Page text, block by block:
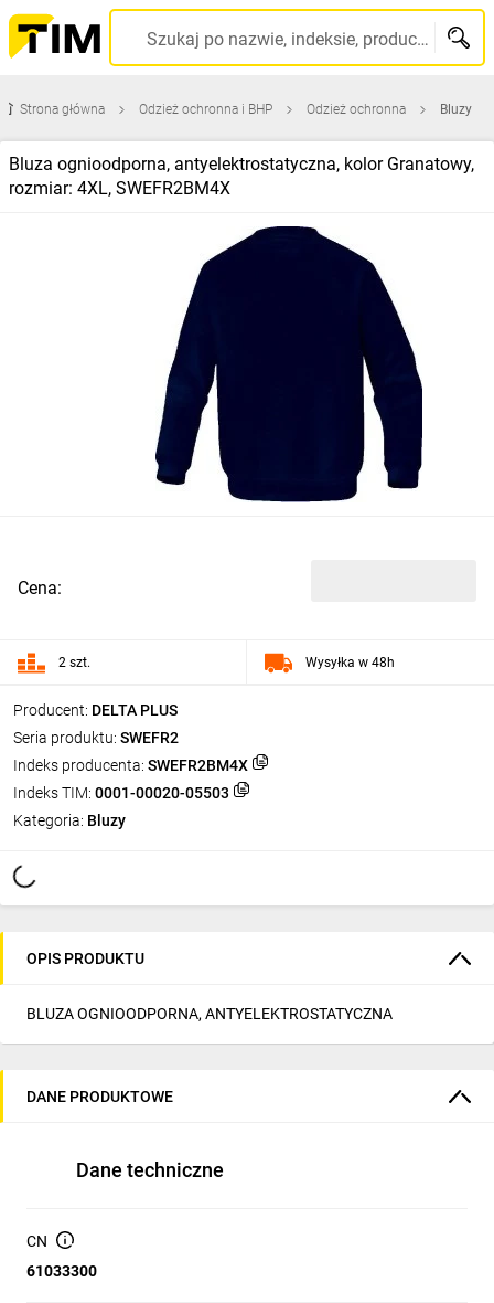
Szukaj po nazwie, indeksie, producencie, kodzie kreskowym...
Strona główna Odzież ochronna i BHP Odzież ochronna Bluzy
Bluza ognioodporna, antyelektrostatyczna, kolor Granatowy,
rozmiar: 4XL, SWEFR2BM4X
Producent: DELTA PLUS
Seria produktu: SWEFR2
Indeks producenta: SWEFR2BM4X
Indeks TIM: 0001-00020-05503
Kategoria: Bluzy
Cena:
2 szt. Wysyłka w 48h
OPIS PRODUKTU
BLUZA OGNIOODPORNA, ANTYELEKTROSTATYCZNA
DANE PRODUKTOWE
Dane techniczne
CN
61033300